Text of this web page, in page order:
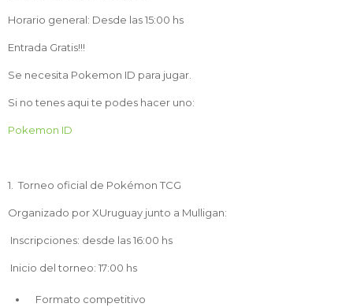
Horario general: Desde las 15:00 hs
Entrada Gratis!!!
Se necesita Pokemon ID para jugar.
Si no tenes aqui te podes hacer uno:
Pokemon ID
1. Torneo oficial de Pokémon TCG
Organizado por XUruguay junto a Mulligan:
Inscripciones: desde las 16:00 hs
Inicio del torneo: 17:00 hs
Formato competitivo